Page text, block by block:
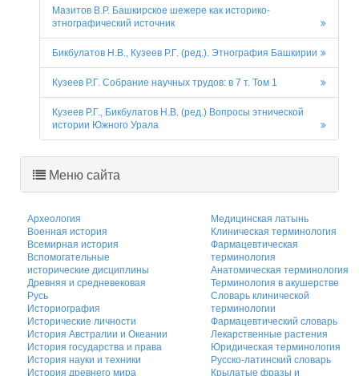
Мазитов В.Р. Башкирское шежере как историко-
этнографический источник
Бикбулатов Н.В., Кузеев Р.Г. (ред.). Этнография Башкирии
Кузеев Р.Г. Собрание научных трудов: в 7 т. Том 1
Кузеев Р.Г., Бикбулатов Н.В. (ред.) Вопросы этнической
истории Южного Урала
Меню сайта
Археология
Военная история
Всемирная история
Вспомогательные
исторические дисциплины
Древняя и средневековая
Русь
Историография
Исторические личности
История Австралии и Океании
История государства и права
История науки и техники
История древнего мира
Медицинская латынь
Клиническая терминология
Фармацевтическая
терминология
Анатомическая терминология
Терминология в акушерстве
Словарь клинической
терминологии
Фармацевтический словарь
Лекарственные растения
Юридическая терминология
Русско-латинский словарь
Крылатые фразы и